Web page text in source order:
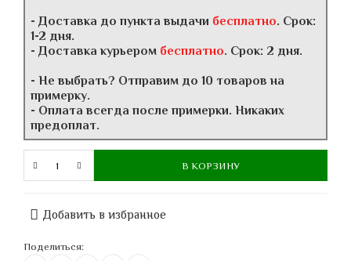
- Доставка до пункта выдачи бесплатно. Срок:
1-2 дня.
- Доставка курьером бесплатно. Срок: 2 дня.
- Не выбрать? Отправим до 10 товаров на
примерку.
- Оплата всегда после примерки. Никаких
предоплат.
В КОРЗИНУ
Добавить в избранное
Поделиться: